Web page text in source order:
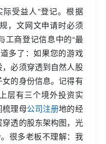
受益人”登记。根据
，文网文申请时必须
工商登记信息中的“最
多了：如果您的游戏
必须穿透到自然人股
的身份信息。记得有
层有三个境外投资实
理母公司注册地的经
透的股东架构图，光
很多老板不理解：我